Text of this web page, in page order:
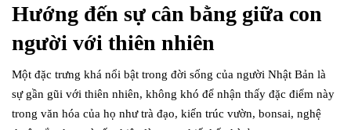
Hướng đến sự cân bằng giữa con
người với thiên nhiên
Một đặc trưng khá nổi bật trong đời sống của người Nhật Bản là
sự gần gũi với thiên nhiên, không khó để nhận thấy đặc điểm này
trong văn hóa của họ như trà đạo, kiến trúc vườn, bonsai, nghệ